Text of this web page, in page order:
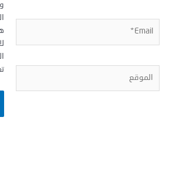
والموقع
هذا
تعليقي.